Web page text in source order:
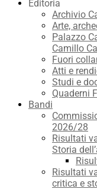
Editoria
Archivio
Arte,
Palazzo
Camillo
Fuori
Atti e
Studi e
Quaderni
Bandi
2026/28
Risultati
Storia
Risultati
critica e